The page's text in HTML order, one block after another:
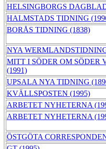
HELSINGBORGS
HALMSTADS TIDNING
BORÅS TIDNING (1838)
NYA
MITT I SÖDER OM SÖDER
(1991)
UPSALA NYA TIDNING
KVÄLLSPOSTEN (1995)
ARBETET NYHETERNA
ARBETET NYHETERNA
ÖSTGÖTA